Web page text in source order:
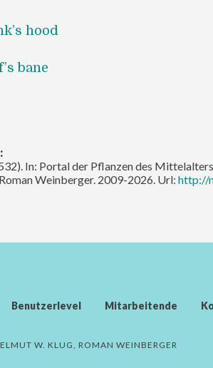
hood
bane
In: Portal der Pflanzen des
Weinberger. 2009-2026. Url: http://
Benutzerlevel Mitarbeitende
W. KLUG, ROMAN WEINBERGER